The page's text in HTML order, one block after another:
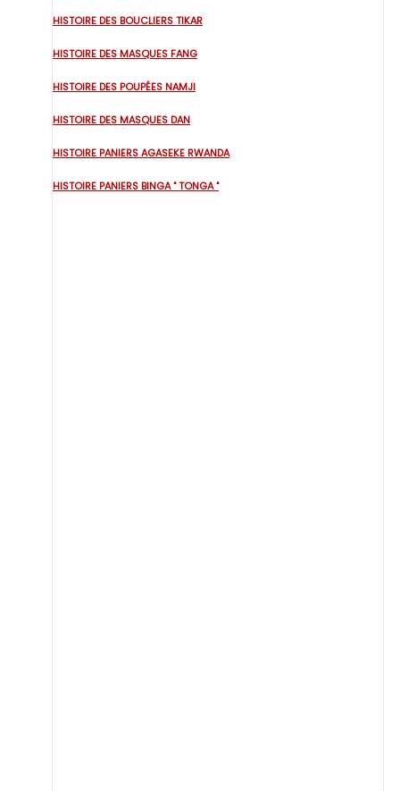
HISTOIRE DES BOUCLIERS TIKAR
HISTOIRE DES MASQUES FANG
HISTOIRE DES POUPÉES NAMJI
HISTOIRE DES MASQUES DAN
HISTOIRE PANIERS AGASEKE RWANDA
HISTOIRE PANIERS BINGA " TONGA "